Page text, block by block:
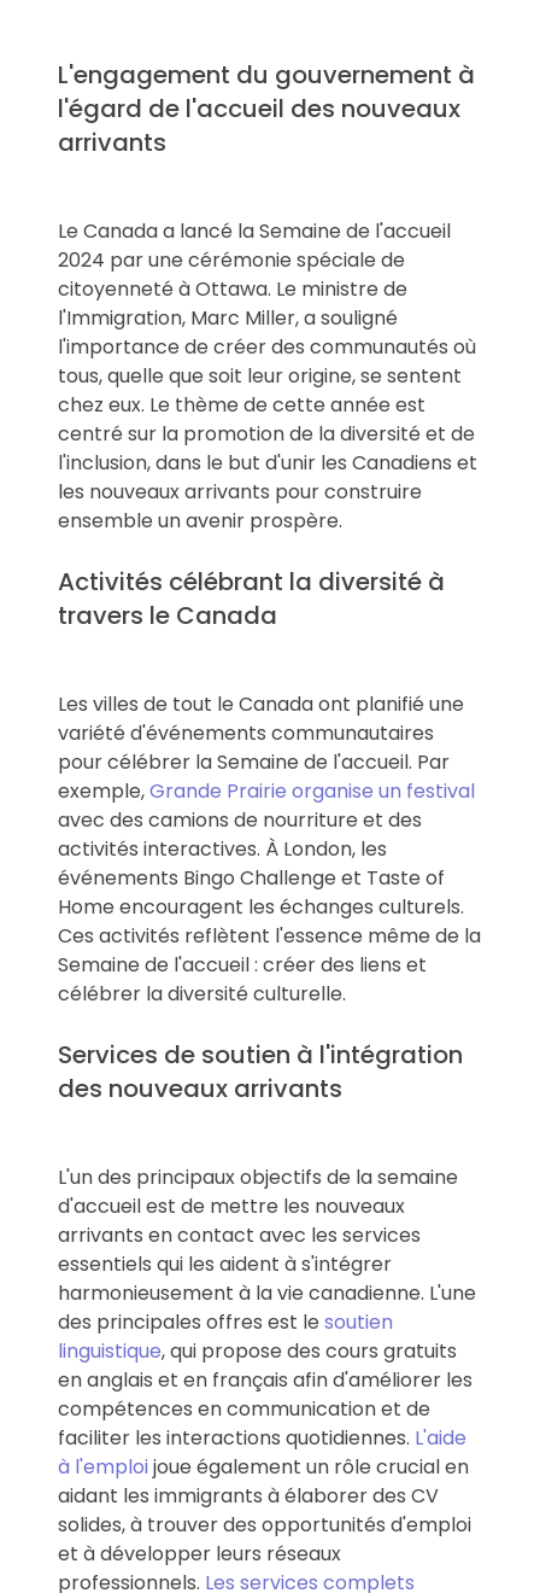
L'engagement du gouvernement à
l'égard de l'accueil des nouveaux
arrivants
Le Canada a lancé la Semaine de l'accueil
2024 par une cérémonie spéciale de
citoyenneté à Ottawa. Le ministre de
l'Immigration, Marc Miller, a souligné
l'importance de créer des communautés où
tous, quelle que soit leur origine, se sentent
chez eux. Le thème de cette année est
centré sur la promotion de la diversité et de
l'inclusion, dans le but d'unir les Canadiens et
les nouveaux arrivants pour construire
ensemble un avenir prospère.
Activités célébrant la diversité à
travers le Canada
Les villes de tout le Canada ont planifié une
variété d'événements communautaires
pour célébrer la Semaine de l'accueil. Par
exemple,Grande Prairie organise un festival
avec des camions de nourriture et des
activités interactives. À London, les
événements Bingo Challenge et Taste of
Home encouragent les échanges culturels.
Ces activités reflètent l'essence même de la
Semaine de l'accueil : créer des liens et
célébrer la diversité culturelle.
Services de soutien à l'intégration
des nouveaux arrivants
L'un des principaux objectifs de la semaine
d'accueil est de mettre les nouveaux
arrivants en contact avec les services
essentiels qui les aident à s'intégrer
harmonieusement à la vie canadienne. L'une
des principales offres est le soutien
linguistique, qui propose des cours gratuits
en anglais et en français afin d'améliorer les
compétences en communication et de
faciliter les interactions quotidiennes. L'aide
à l'emploi joue également un rôle crucial en
aidant les immigrants à élaborer des CV
solides, à trouver des opportunités d'emploi
et à développer leurs réseaux
professionnels. Les services complets